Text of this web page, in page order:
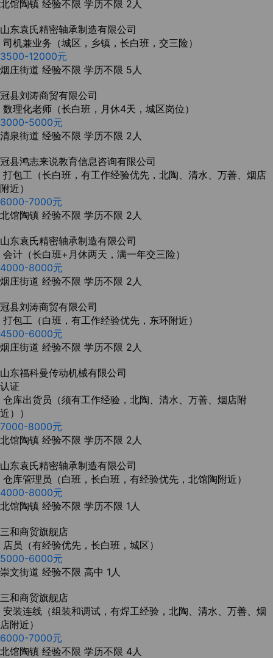
北馆陶镇 经验不限 学历不限 2人
山东袁氏精密轴承制造有限公司
司机兼业务（城区，乡镇，长白班，交三险）
3500-12000元
烟庄街道 经验不限 学历不限 5人
冠县‬刘涛商贸有限公司
数理化老师（长白班，月休4天，城区岗位）
3000-5000元
清泉街道 经验不限 学历不限 2人
冠县鸿志来说教育信息咨询有限公司
打包工（长白班，有工作经验优先，北陶、清水、万善、烟店
附近）
6000-7000元
北馆陶镇 经验不限 学历不限 2人
山东袁氏精密轴承制造有限公司
会计（长白班+月休两天，满一年交三险）
4000-8000元
烟庄街道 经验不限 学历不限 2人
冠县‬刘涛商贸有限公司
打包工（白班，有工作经验优先，东环附近）
4500-6000元
烟庄街道 经验不限 学历不限 2人
山东福科曼传动机械有限公司
认证
仓库出货员（须有工作经验，北陶、清水、万善、烟店附
近））
7000-8000元
北馆陶镇 经验不限 学历不限 2人
山东袁氏精密轴承制造有限公司
仓库管理员（白班，长白班，有经验优先，北馆陶附近）
4000-8000元
北馆陶镇 经验不限 学历不限 1人
三和商贸旗舰店
店员（有经验优先，长白班，城区）
5000-6000元
崇文街道 经验不限 高中 1人
三和商贸旗舰店
安装连线（组装和调试，有焊工经验，北陶、清水、万善、烟
店附近）
6000-7000元
北馆陶镇 经验不限 学历不限 4人